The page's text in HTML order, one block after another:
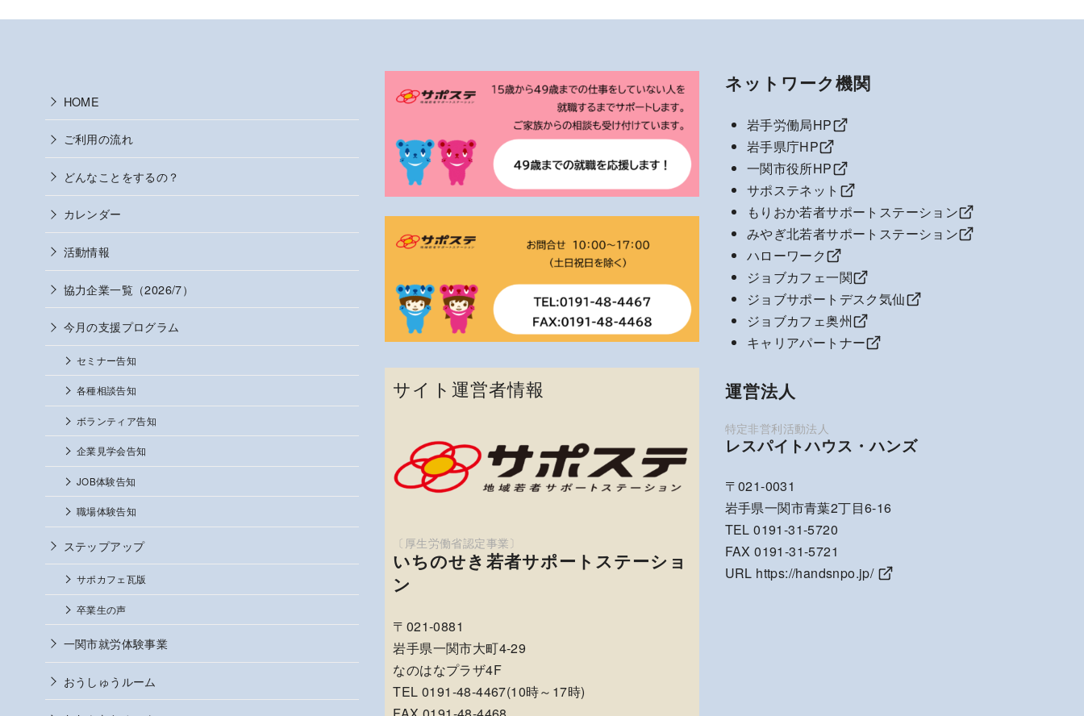
HOME
ご利用の流れ
どんなことをするの？
カレンダー
活動情報
協力企業一覧（2026/7）
今月の支援プログラム
セミナー告知
各種相談告知
ボランティア告知
企業見学会告知
JOB体験告知
職場体験告知
ステップアップ
サポカフェ瓦版
卒業生の声
一関市就労体験事業
おうしゅうルーム
サイト運営者情報
いちのせき若者サポートステーショ
ン
〒021-0881
岩手県一関市大町4-29
なのはなプラザ4F
TEL 0191-48-4467(10時～17時)
ネットワーク機関
岩手労働局HP
岩手県庁HP
一関市役所HP
サポステネット
もりおか若者サポートステーション
みやぎ北若者サポートステーション
ハローワーク
ジョブカフェ一関
ジョブサポートデスク気仙
ジョブカフェ奥州
キャリアパートナー
運営法人
レスパイトハウス・ハンズ
〒021-0031
岩手県一関市青葉2丁目6-16
TEL 0191-31-5720
FAX 0191-31-5721
URL https://handsnpo.jp/